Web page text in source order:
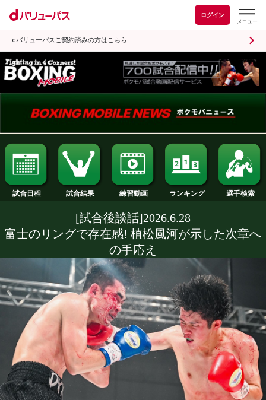
ログイン
dバリューパスご契約済みの方はこちら
試合日程 試合結果 練習動画 ランキング
[試合後談話]2026.6.28
富士のリングで存在感! 植松風河が示し
の手応え